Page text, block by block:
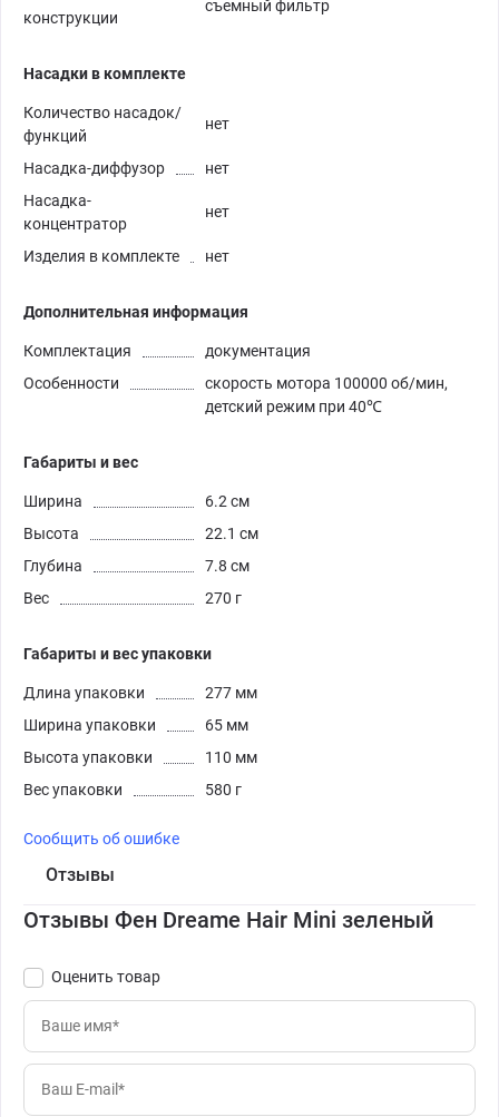
конструкции
съемный фильтр
Насадки в комплекте
Количество насадок/
функций
нет
Насадка-диффузор
нет
Насадка-
концентратор
нет
Изделия в комплекте нет
Дополнительная информация
Комплектация
документация
Особенности
скорость мотора 100000 об/мин,
детский режим при 40℃
Габариты и вес
Ширина
6.2 см
Высота
22.1 см
Глубина
7.8 см
Вес
270 г
Габариты и вес упаковки
Длина упаковки
277 мм
Ширина упаковки
65 мм
Высота упаковки
110 мм
Вес упаковки
580 г
Сообщить об ошибке
Отзывы
Отзывы Фен Dreame Hair Mini зеленый
Оценить товар